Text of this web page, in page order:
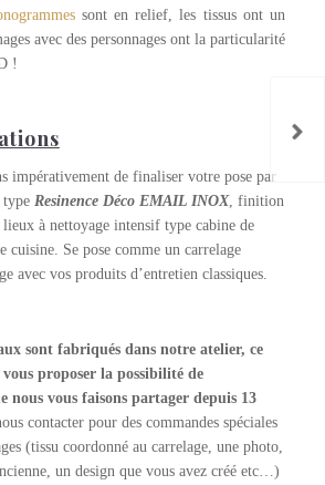
sont en relief, les tissus ont un
avec des personnages ont la particularité
!
impérativement de finaliser votre pose par
type Resinence Déco EMAIL INOX, finition
à nettoyage intensif type cabine de
cuisine. Se pose comme un carrelage
avec vos produits d’entretien classiques.
sont fabriqués dans notre atelier, ce
proposer la possibilité de
nous vous faisons partager depuis 13
contacter pour des commandes spéciales
(tissu coordonné au carrelage, une photo,
un design que vous avez créé etc…)